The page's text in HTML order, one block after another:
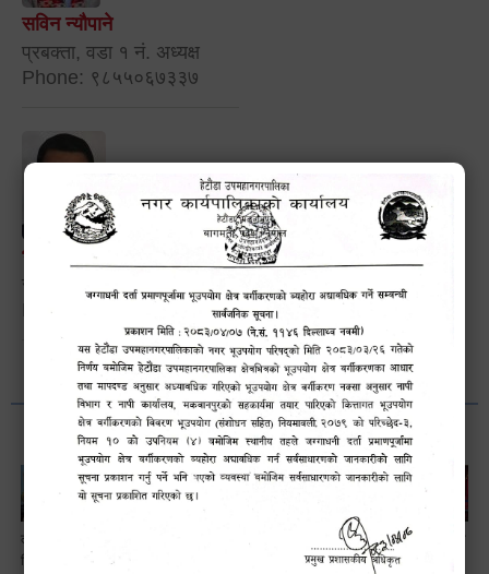
सविन न्यौपाने
प्रबक्ता, वडा १ नं. अध्यक्ष
Phone: ९८५५०६७३३७
भानुभक्त थपलिया
सूचना अधिकारी
Phone: ९८५५०१२७४२
लैङ्गि असमानताका
विबिध पक्षहरु विषयक
महोत्सव–२०८३
सामाजिक सुरक्षा तथा
घटना दर्ता सम्बन्धी